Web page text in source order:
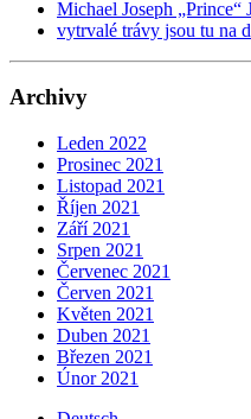
Michael Joseph „Prince“
vytrvalé trávy jsou tu na
Archivy
Leden 2022
Prosinec 2021
Listopad 2021
Říjen 2021
Září 2021
Srpen 2021
Červenec 2021
Červen 2021
Květen 2021
Duben 2021
Březen 2021
Únor 2021